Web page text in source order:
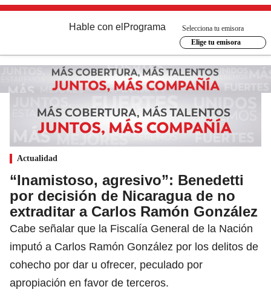
Hable con el Programa
Selecciona tu emisora
Elige tu emisora
Actualidad
“Inamistoso, agresivo”: Benedetti
por decisión de Nicaragua de no
extraditar a Carlos Ramón González
Cabe señalar que la Fiscalía General de la Nación
imputó a Carlos Ramón González por los delitos de
cohecho por dar u ofrecer, peculado por
apropiación en favor de terceros.